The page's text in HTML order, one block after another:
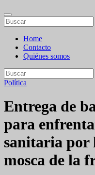
Home
Contacto
Quiénes somos
Política
Entrega de
para
sanitaria por
mosca de la